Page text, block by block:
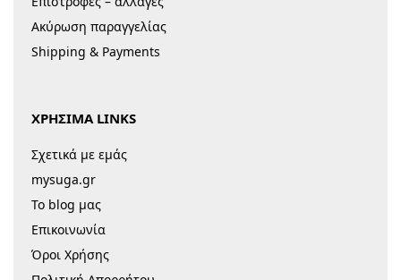
Ακύρωση παραγγελίας
Shipping & Payments
ΧΡΗΣΙΜΑ LINKS
Σχετικά με εμάς
mysuga.gr
Το blog μας
Επικοινωνία
Όροι Χρήσης